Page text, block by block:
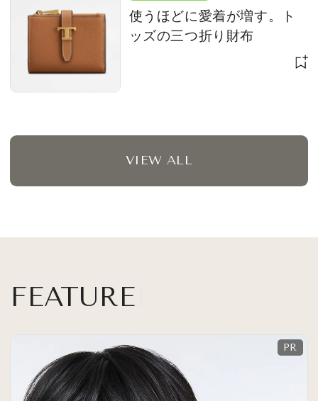
使うほどに愛着が増す。ト
ッズの三つ折り財布
VIEW ALL
FEATURE